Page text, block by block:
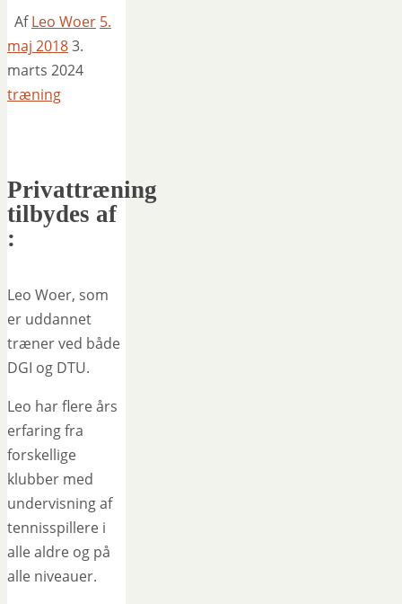
AfLeo Woer 5.
maj 20183.
marts 2024
træning
Privattræning
tilbydes af
:
Leo Woer, som
er uddannet
træner ved både
DGI og DTU.
Leo har flere års
erfaring fra
forskellige
klubber med
undervisning af
tennisspillere i
alle aldre og på
alle niveauer.